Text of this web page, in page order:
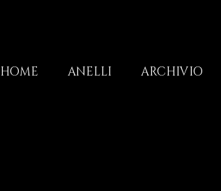
HOME ANELLI ARCHIVIO